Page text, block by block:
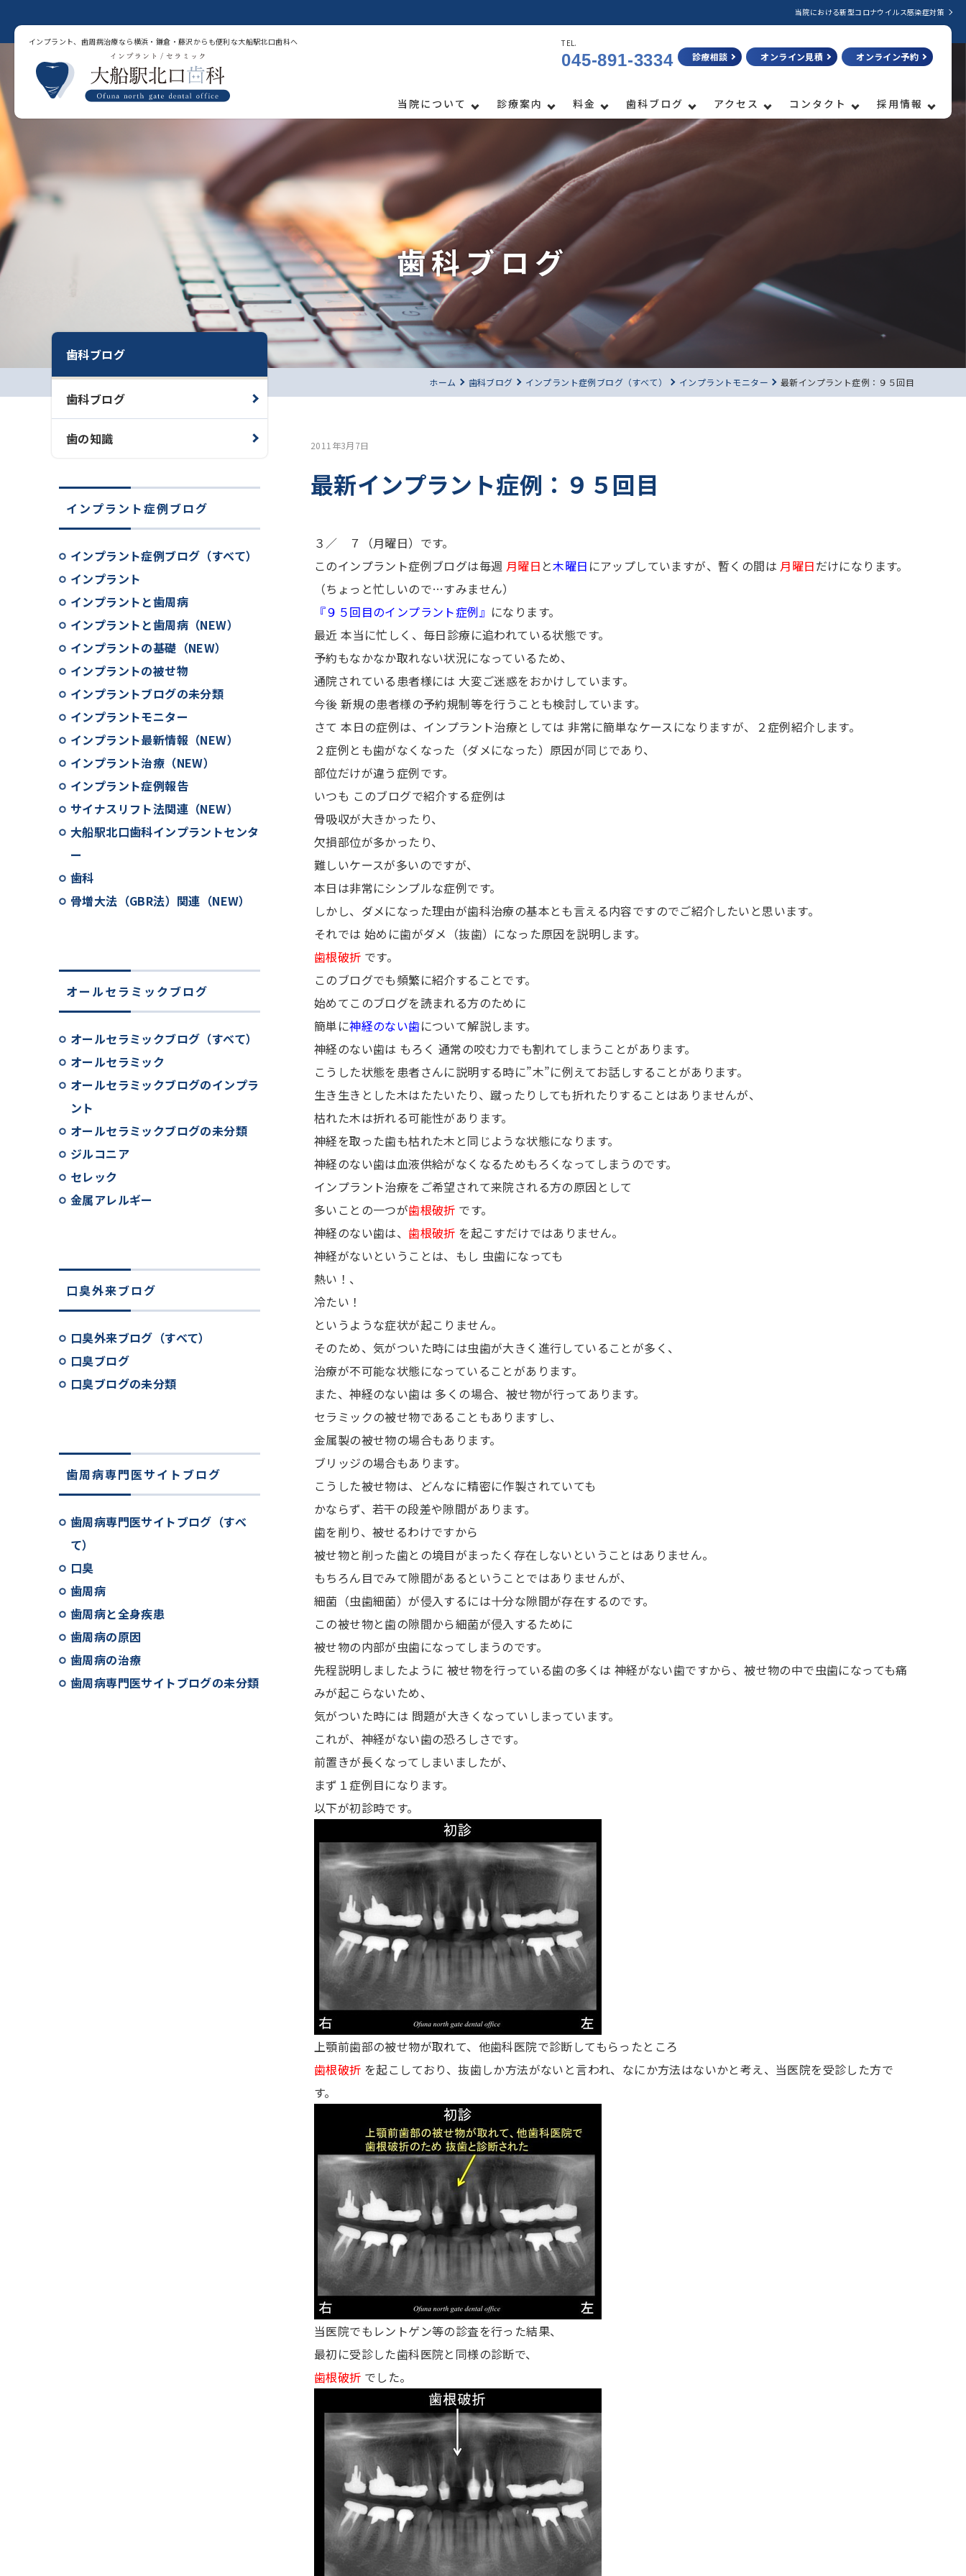
当院における新型コロナウイルス感染症対策
インプラント、歯周病治療なら横浜・鎌倉・藤沢からも便利な大船駅北口歯科へ TEL.
045-891-3334 診療相談 オンライン見積 オンライン予約
当院について 診療案内 料金 歯科ブログ アクセス コンタクト 採用情報
歯科ブログ
ホーム 歯科ブログ インプラント症例ブログ（すべて） インプラントモニター 最新インプラント症例：９５回目
歯科ブログ
歯科ブログ
歯の知識
インプラント症例ブログ
インプラント症例ブログ（すべて）
インプラント
インプラントと歯周病
インプラントと歯周病（NEW）
インプラントの基礎（NEW）
インプラントの被せ物
インプラントブログの未分類
インプラントモニター
インプラント最新情報（NEW）
インプラント治療（NEW）
インプラント症例報告
サイナスリフト法関連（NEW）
大船駅北口歯科インプラントセンタ
ー
歯科
骨増大法（GBR法）関連（NEW）
オールセラミックブログ
オールセラミックブログ（すべて）
オールセラミック
オールセラミックブログのインプラ
ント
オールセラミックブログの未分類
ジルコニア
セレック
金属アレルギー
口臭外来ブログ
口臭外来ブログ（すべて）
口臭ブログ
口臭ブログの未分類
歯周病専門医サイトブログ
歯周病専門医サイトブログ（すべ
て）
口臭
歯周病
歯周病と全身疾患
歯周病の原因
歯周病の治療
歯周病専門医サイトブログの未分類
2011年3月7日
最新インプラント症例：９５回目
３／ ７（月曜日）です。
このインプラント症例ブログは毎週 月曜日 と木曜日 にアップしていますが、暫くの間は 月曜日だけになります。
（ちょっと忙しいので…すみません）
『９５回目のインプラント症例』 になります。
最近 本当に忙しく、毎日診療に追われている状態です。
予約もなかなか取れない状況になっているため、
通院されている患者様には 大変ご迷惑をおかけしています。
今後 新規の患者様の予約規制等を行うことも検討しています。
さて 本日の症例は、インプラント治療としては 非常に簡単なケースになりますが、２症例紹介します。
２症例とも歯がなくなった（ダメになった）原因が同じであり、
部位だけが違う症例です。
いつも このブログで紹介する症例は
骨吸収が大きかったり、
欠損部位が多かったり、
難しいケースが多いのですが、
本日は非常にシンプルな症例です。
しかし、ダメになった理由が歯科治療の基本とも言える内容ですのでご紹介したいと思います。
それでは 始めに歯がダメ（抜歯）になった原因を説明します。
歯根破折 です。
このブログでも頻繁に紹介することです。
始めてこのブログを読まれる方のために
簡単に神経のない歯について解説します。
神経のない歯は もろく 通常の咬む力でも割れてしまうことがあります。
こうした状態を患者さんに説明する時に”木”に例えてお話しすることがあります。
生き生きとした木はたたいたり、蹴ったりしても折れたりすることはありませんが、
枯れた木は折れる可能性があります。
神経を取った歯も枯れた木と同じような状態になります。
神経のない歯は血液供給がなくなるためもろくなってしまうのです。
インプラント治療をご希望されて来院される方の原因として
多いことの一つが歯根破折 です。
神経のない歯は、歯根破折 を起こすだけではありません。
神経がないということは、もし 虫歯になっても
熱い！、
冷たい！
というような症状が起こりません。
そのため、気がついた時には虫歯が大きく進行していることが多く、
治療が不可能な状態になっていることがあります。
また、神経のない歯は 多くの場合、被せ物が行ってあります。
セラミックの被せ物であることもありますし、
金属製の被せ物の場合もあります。
ブリッジの場合もあります。
こうした被せ物は、どんなに精密に作製されていても
かならず、若干の段差や隙間があります。
歯を削り、被せるわけですから
被せ物と削った歯との境目がまったく存在しないということはありません。
もちろん目でみて隙間があるということではありませんが、
細菌（虫歯細菌）が侵入するには十分な隙間が存在するのです。
この被せ物と歯の隙間から細菌が侵入するために
被せ物の内部が虫歯になってしまうのです。
先程説明しましたように 被せ物を行っている歯の多くは 神経がない歯ですから、被せ物の中で虫歯になっても痛
みが起こらないため、
気がついた時には 問題が大きくなっていしまっています。
これが、神経がない歯の恐ろしさです。
前置きが長くなってしまいましたが、
まず１症例目になります。
以下が初診時です。
上顎前歯部の被せ物が取れて、他歯科医院で診断してもらったところ
歯根破折 を起こしており、抜歯しか方法がないと言われ、なにか方法はないかと考え、当医院を受診した方で
す。
当医院でもレントゲン等の診査を行った結果、
最初に受診した歯科医院と同様の診断で、
歯根破折 でした。